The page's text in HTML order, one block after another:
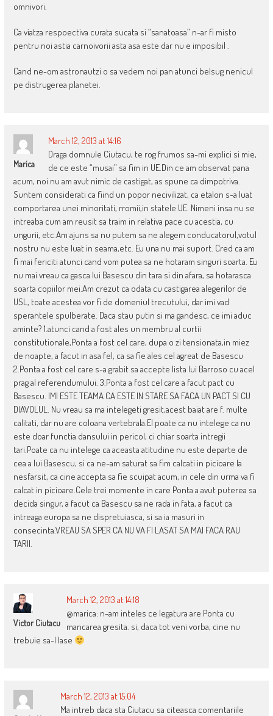
omnivori.
Ca viatza respoectiva curata sucata si “sanatoasa” n-ar fi misto
pentru noi astia carnoivorii asta asa este dar nu e imposibil .
Cand ne-om astronautzi o sa vedem noi pan atunci belsug nenicul
pe distrugerea planetei.
Marica
March 12, 2013 at 14:16
Draga domnule Ciutacu, te rog frumos sa-mi explici si mie,
de ce este “musai” sa fim in UE.Din ce am observat pana
acum, noi nu am avut nimic de castigat, as spune ca dimpotriva.
Suntem considerati ca fiind un popor necivilizat, ca etalon s-a luat
comportarea unei minoritati, rromii,in statele UE. Nimeni insa nu se
intreaba cum am reusit sa traim in relativa pace cu acestia, cu
ungurii, etc.Am ajuns sa nu putem sa ne alegem conducatorul,votul
nostru nu este luat in seama,etc. Eu una nu mai suport. Cred ca am
fi mai fericiti atunci cand vom putea sa ne hotaram singuri soarta. Eu
nu mai vreau ca gasca lui Basescu din tara si din afara, sa hotarasca
soarta copiilor mei.Am crezut ca odata cu castigarea alegerilor de
USL, toate acestea vor fi de domeniul trecutului, dar imi vad
sperantele spulberate. Daca stau putin si ma gandesc, ce imi aduc
aminte? 1.atunci cand a fost ales un membru al curtii
constitutionale,Ponta a fost cel care, dupa o zi tensionata,in miez
de noapte, a facut in asa fel, ca sa fie ales cel agreat de Basescu
2.Ponta a fost cel care s-a grabit sa accepte lista lui Barroso cu acel
prag al referendumului. 3.Ponta a fost cel care a facut pact cu
Basescu. IMI ESTE TEAMA CA ESTE IN STARE SA FACA UN PACT SI CU
DIAVOLUL. Nu vreau sa ma intelegeti gresit,acest baiat are f. multe
calitati, dar nu are coloana vertebrala.El poate ca nu intelege ca nu
este doar functia dansului in pericol, ci chiar soarta intregii
tari.Poate ca nu intelege ca aceasta atitudine nu este departe de
cea a lui Basescu, si ca ne-am saturat sa fim calcati in picioare la
nesfarsit, ca cine accepta sa fie scuipat acum, in cele din urma va fi
calcat in picioare.Cele trei momente in care Ponta a avut puterea sa
decida singur, a facut ca Basescu sa ne rada in fata, a facut ca
intreaga europa sa ne dispretuiasca, si sa ia masuri in
consecinta.VREAU SA SPER CA NU VA FI LASAT SA MAI FACA RAU
TARII.
Victor Ciutacu
March 12, 2013 at 14:18
@marica: n-am inteles ce legatura are Ponta cu
mancarea gresita. si, daca tot veni vorba, cine nu
trebuie sa-l lase
March 12, 2013 at 15:04
Ma intreb daca sta Ciutacu sa citeasca comentariile